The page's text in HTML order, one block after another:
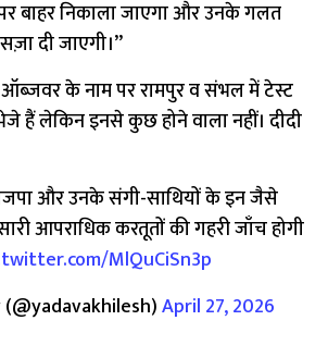
बाहर निकाला जाएगा और उनके गलत
दी जाएगी।”
के नाम पर रामपुर व संभल में टेस्ट
हैं लेकिन इनसे कुछ होने वाला नहीं। दीदी
और उनके संगी-साथियों के इन जैसे
आपराधिक करतूतों की गहरी जाँच होगी
MlQuCiSn3p
April 27, 2026